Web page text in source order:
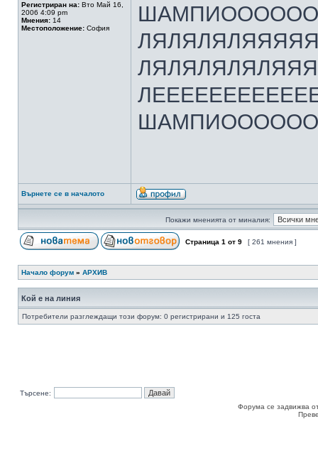
Регистриран на: Вто Май 16,
2006 4:09 pm
Мнения: 14
Местоположение: София
Върнете се в началото
Покажи мненията от миналия:
Страница 1 от 9 [ 261 мнения ]
Начало форум » АРХИВ
Кой е на линия
Потребители разглеждащи този форум: 0 регистрирани и 125 госта
Търсене:
Форума се задвижва